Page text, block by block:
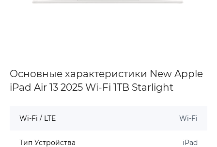
Основные характеристики New Apple
iPad Air 13 2025 Wi-Fi 1TB Starlight
Wi-Fi / LTE Wi-Fi
Тип Устройства iPad